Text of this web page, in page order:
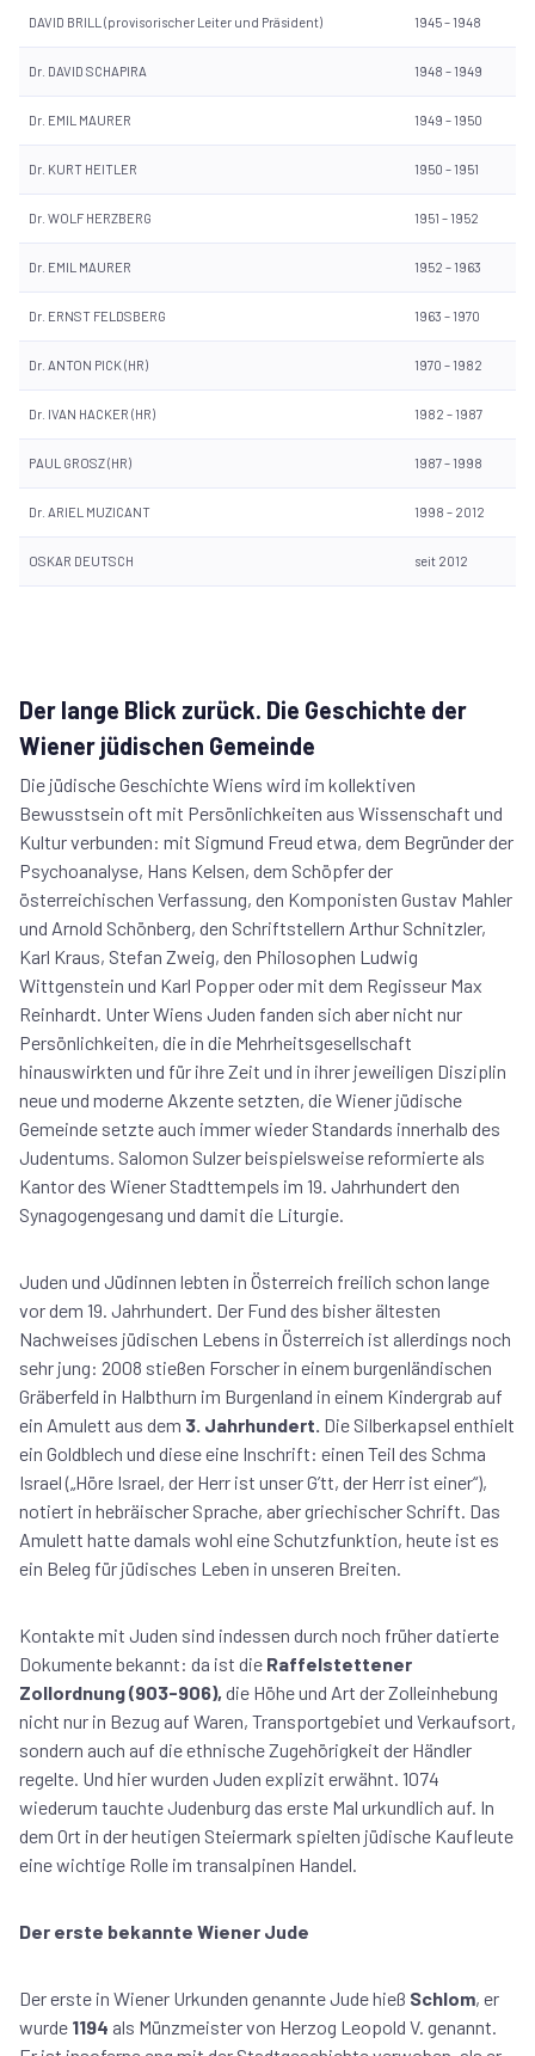
DAVID BRILL (provisorischer Leiter und Präsident) 1945 – 1948
Dr. DAVID SCHAPIRA 1948 – 1949
Dr. EMIL MAURER 1949 – 1950
Dr. KURT HEITLER 1950 – 1951
Dr. WOLF HERZBERG 1951 – 1952
Dr. EMIL MAURER 1952 – 1963
Dr. ERNST FELDSBERG 1963 – 1970
Dr. ANTON PICK (HR) 1970 – 1982
Dr. IVAN HACKER (HR) 1982 – 1987
PAUL GROSZ (HR) 1987 – 1998
Dr. ARIEL MUZICANT 1998 – 2012
OSKAR DEUTSCH seit 2012
Der lange Blick zurück. Die Geschichte der
Wiener jüdischen Gemeinde
Die jüdische Geschichte Wiens wird im kollektiven
Bewusstsein oft mit Persönlichkeiten aus Wissenschaft und
Kultur verbunden: mit Sigmund Freud etwa, dem Begründer der
Psychoanalyse, Hans Kelsen, dem Schöpfer der
österreichischen Verfassung, den Komponisten Gustav Mahler
und Arnold Schönberg, den Schriftstellern Arthur Schnitzler,
Karl Kraus, Stefan Zweig, den Philosophen Ludwig
Wittgenstein und Karl Popper oder mit dem Regisseur Max
Reinhardt. Unter Wiens Juden fanden sich aber nicht nur
Persönlichkeiten, die in die Mehrheitsgesellschaft
hinauswirkten und für ihre Zeit und in ihrer jeweiligen Disziplin
neue und moderne Akzente setzten, die Wiener jüdische
Gemeinde setzte auch immer wieder Standards innerhalb des
Judentums. Salomon Sulzer beispielsweise reformierte als
Kantor des Wiener Stadttempels im 19. Jahrhundert den
Synagogengesang und damit die Liturgie.
Juden und Jüdinnen lebten in Österreich freilich schon lange
vor dem 19. Jahrhundert. Der Fund des bisher ältesten
Nachweises jüdischen Lebens in Österreich ist allerdings noch
sehr jung: 2008 stießen Forscher in einem burgenländischen
Gräberfeld in Halbthurn im Burgenland in einem Kindergrab auf
ein Amulett aus dem 3. Jahrhundert. Die Silberkapsel enthielt
ein Goldblech und diese eine Inschrift: einen Teil des Schma
Israel („Höre Israel, der Herr ist unser G’tt, der Herr ist einer“),
notiert in hebräischer Sprache, aber griechischer Schrift. Das
Amulett hatte damals wohl eine Schutzfunktion, heute ist es
ein Beleg für jüdisches Leben in unseren Breiten.
Kontakte mit Juden sind indessen durch noch früher datierte
Dokumente bekannt: da ist die Raffelstettener
Zollordnung (903-906), die Höhe und Art der Zolleinhebung
nicht nur in Bezug auf Waren, Transportgebiet und Verkaufsort,
sondern auch auf die ethnische Zugehörigkeit der Händler
regelte. Und hier wurden Juden explizit erwähnt. 1074
wiederum tauchte Judenburg das erste Mal urkundlich auf. In
dem Ort in der heutigen Steiermark spielten jüdische Kaufleute
eine wichtige Rolle im transalpinen Handel.
Der erste bekannte Wiener Jude
Der erste in Wiener Urkunden genannte Jude hieß Schlom, er
wurde 1194 als Münzmeister von Herzog Leopold V. genannt.